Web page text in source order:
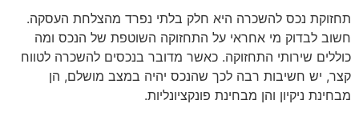
תחזוקת נכס להשכרה היא חלק בלתי נפרד מהצלחת העסקה.
חשוב לבדוק מי אחראי על התחזוקה השוטפת של הנכס ומה
כוללים שירותי התחזוקה. כאשר מדובר בנכסים להשכרה לטווח
קצר, יש חשיבות רבה לכך שהנכס יהיה במצב מושלם, הן
מבחינת ניקיון והן מבחינת פונקציונליות.